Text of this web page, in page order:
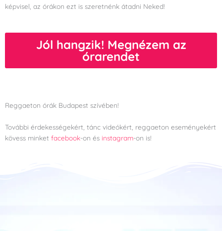
képvisel, az órákon ezt is szeretnénk átadni Neked!
Jól hangzik! Megnézem az
órarendet
Reggaeton órák Budapest szívében!
További érdekességekért, tánc videókért, reggaeton eseményekért
kövess minket facebook-on és instagram-on is!